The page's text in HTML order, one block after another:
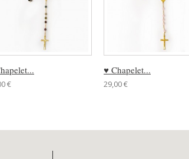
€
♥ Chapelet...
29,00 €